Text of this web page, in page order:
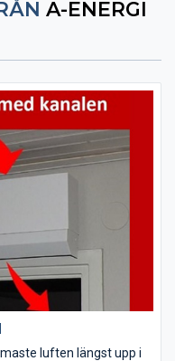
A-ENERGI
luften längst upp i